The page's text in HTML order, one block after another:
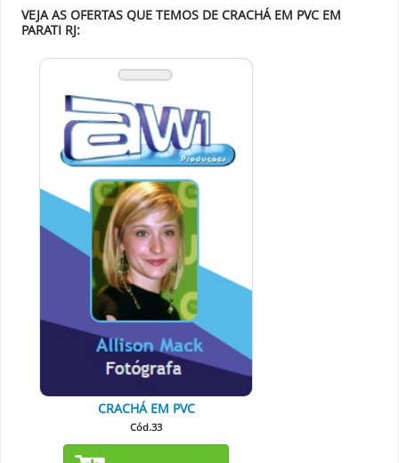
VEJA AS OFERTAS QUE TEMOS DE CRACHÁ EM PVC EM
PARATI RJ:
CRACHÁ EM PVC
Cód.33